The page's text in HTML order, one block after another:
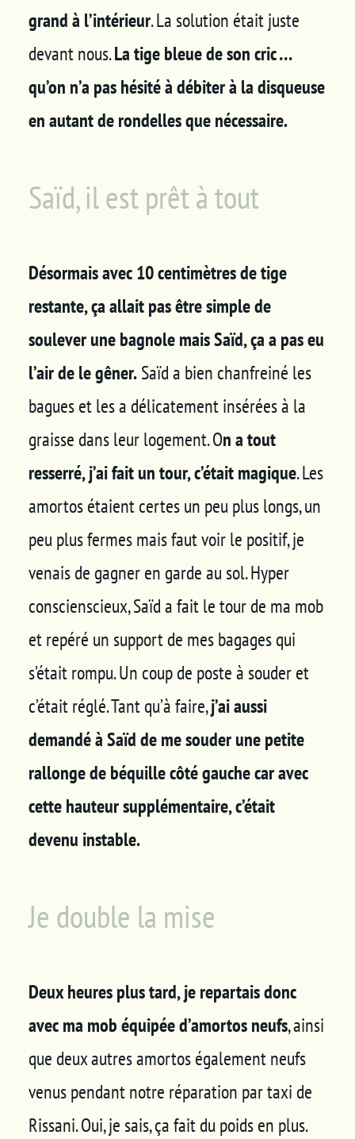
grand à l’intérieur. La solution était juste
devant nous.La tige bleue de son cric …
qu’on n’a pas hésité à débiter à la disqueuse
en autant de rondelles que nécessaire.
Saïd, il est prêt à tout
Désormais avec 10 centimètres de tige
restante, ça allait pas être simple de
soulever une bagnole mais Saïd, ça a pas eu
l’air de le gêner.Saïd a bien chanfreiné les
bagues et les a délicatement insérées à la
graisse dans leur logement. On a tout
resserré, j’ai fait un tour, c’était magique. Les
amortos étaient certes un peu plus longs, un
peu plus fermes mais faut voir le positif, je
venais de gagner en garde au sol. Hyper
conscienscieux, Saïd a fait le tour de ma mob
et repéré un support de mes bagages qui
s’était rompu. Un coup de poste à souder et
c’était réglé. Tant qu’à faire,j’ai aussi
demandé à Saïd de me souder une petite
rallonge de béquille côté gauche car avec
cette hauteur supplémentaire, c’était
devenu instable.
Je double la mise
Deux heures plus tard, je repartais donc
avec ma mob équipée d’amortos neufs, ainsi
que deux autres amortos également neufs
venus pendant notre réparation par taxi de
Rissani. Oui, je sais, ça fait du poids en plus.